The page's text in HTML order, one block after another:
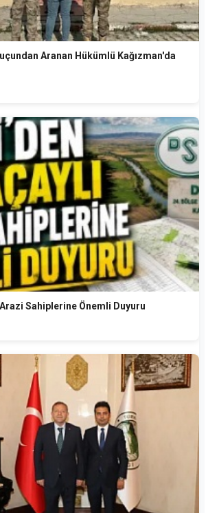
Aranan Hükümlü Kağızman'da
Sahiplerine Önemli Duyuru